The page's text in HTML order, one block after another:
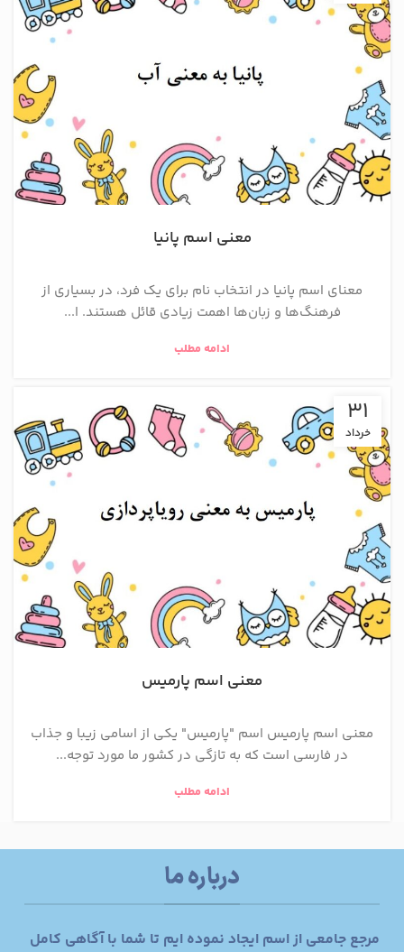
معنی اسم پانیا
معنای اسم پانیا در انتخاب نام برای یک فرد، در بسیاری از
فرهنگ‌ها و زبان‌ها اهمت زیادی قائل هستند. ا...
ادامه مطلب
31
خرداد
معنی اسم پارمیس
معنی اسم پارمیس اسم "پارمیس" یکی از اسامی زیبا و جذاب
در فارسی است که به تازگی در کشور ما مورد توجه...
ادامه مطلب
درباره ما
مرجع جامعی از اسم ایجاد نموده ایم تا شما با آگاهی کامل